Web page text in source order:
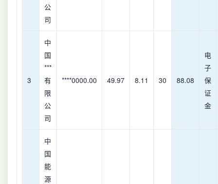
公
司
3
中
国
***
有
限
公
司
****0000.00 49.97 8.11 30 88.08
电
子
保
证
金
中
国
能
源